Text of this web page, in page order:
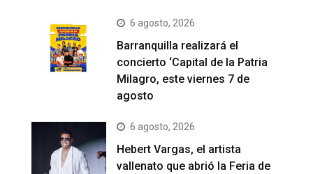
6 agosto, 2026
Barranquilla realizará el
concierto ‘Capital de la Patria
Milagro, este viernes 7 de
agosto
6 agosto, 2026
Hebert Vargas, el artista
vallenato que abrió la Feria de